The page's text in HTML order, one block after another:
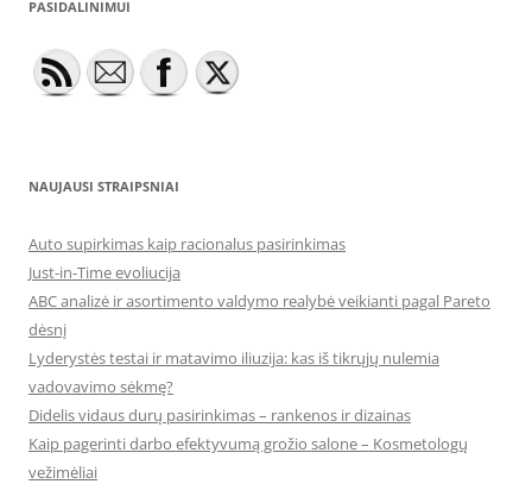
PASIDALINIMUI
NAUJAUSI STRAIPSNIAI
Auto supirkimas kaip racionalus pasirinkimas
Just-in-Time evoliucija
ABC analizė ir asortimento valdymo realybė veikianti pagal Pareto
dėsnį
Lyderystės testai ir matavimo iliuzija: kas iš tikrųjų nulemia
vadovavimo sėkmę?
Didelis vidaus durų pasirinkimas – rankenos ir dizainas
Kaip pagerinti darbo efektyvumą grožio salone – Kosmetologų
vežimėliai